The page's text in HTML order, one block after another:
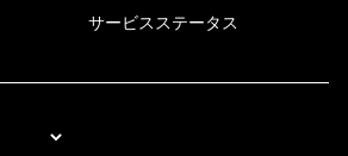
サービスステータス